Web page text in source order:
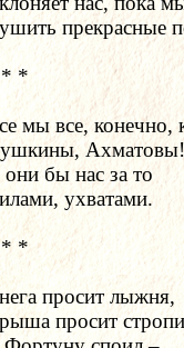
прекрасные
*
мы все, конечно,
Ахматовы!
бы нас за то
ухватами.
*
просит лыжня,
просит